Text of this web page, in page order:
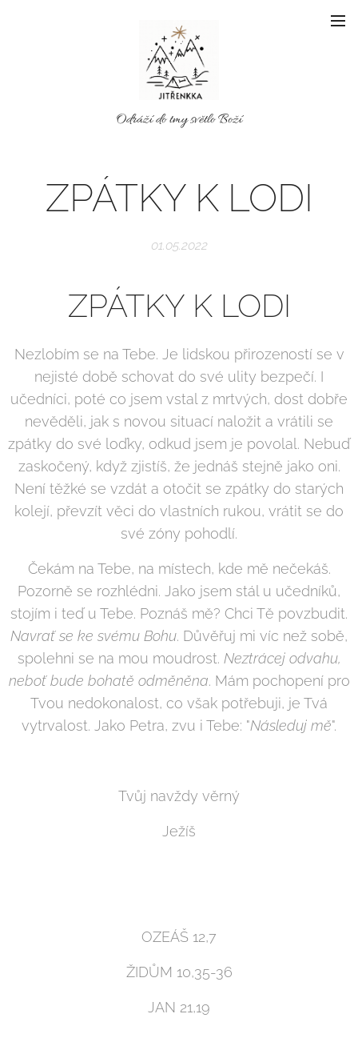
Odráží do tmy světlo Boží
ZPÁTKY K LODI
01.05.2022
ZPÁTKY K LODI
Nezlobím se na Tebe. Je lidskou přirozeností se v
nejisté době schovat do své ulity bezpečí. I
učedníci, poté co jsem vstal z mrtvých, dost dobře
nevěděli, jak s novou situací naložit a vrátili se
zpátky do své loďky, odkud jsem je povolal. Nebuď
zaskočený, když zjistíš, že jednáš stejně jako oni.
Není těžké se vzdát a otočit se zpátky do starých
kolejí, převzít věci do vlastních rukou, vrátit se do
své zóny pohodlí.
Čekám na Tebe, na místech, kde mě nečekáš.
Pozorně se rozhlédni. Jako jsem stál u učedníků,
stojím i teď u Tebe. Poznáš mě? Chci Tě povzbudit.
Navrať se ke svému Bohu. Důvěřuj mi víc než sobě,
spolehni se na mou moudrost. Neztrácej odvahu,
neboť bude bohatě odměněna. Mám pochopení pro
Tvou nedokonalost, co však potřebuji, je Tvá
vytrvalost. Jako Petra, zvu i Tebe: "Následuj mě".
Tvůj navždy věrný
Ježíš
OZEÁŠ 12,7
ŽIDŮM 10,35-36
JAN 21,19